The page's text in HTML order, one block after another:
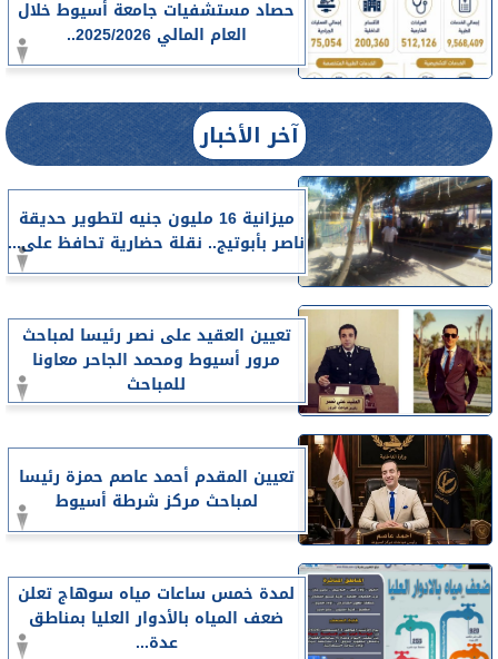
حصاد مستشفيات جامعة أسيوط خلال
العام المالي 2025/2026..
آخر الأخبار
ميزانية 16 مليون جنيه لتطوير حديقة
ناصر بأبوتيج.. نقلة حضارية تحافظ على...
تعيين العقيد على نصر رئيسا لمباحث
مرور أسيوط ومحمد الجاحر معاونا
للمباحث
تعيين المقدم أحمد عاصم حمزة رئيسا
لمباحث مركز شرطة أسيوط
لمدة خمس ساعات مياه سوهاج تعلن
ضعف المياه بالأدوار العليا بمناطق
عدة...